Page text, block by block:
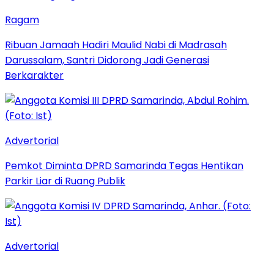
Ragam
Ribuan Jamaah Hadiri Maulid Nabi di Madrasah
Darussalam, Santri Didorong Jadi Generasi
Berkarakter
Advertorial
Pemkot Diminta DPRD Samarinda Tegas Hentikan
Parkir Liar di Ruang Publik
Advertorial